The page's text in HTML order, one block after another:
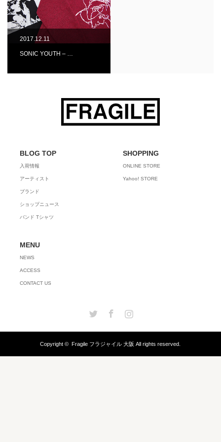
2017.12.11
SONIC YOUTH – …
BLOG TOP
入荷情報
アーティスト
ブランド
ショップニュース
バンド Tシャツ
SHOPPING
ONLINE STORE
Yahoo! STORE
MENU
NEWS
ACCESS
CONTACT US
Twitter Facebook
Copyright ©Fragile フラジャイル 大阪 All rights reserved.